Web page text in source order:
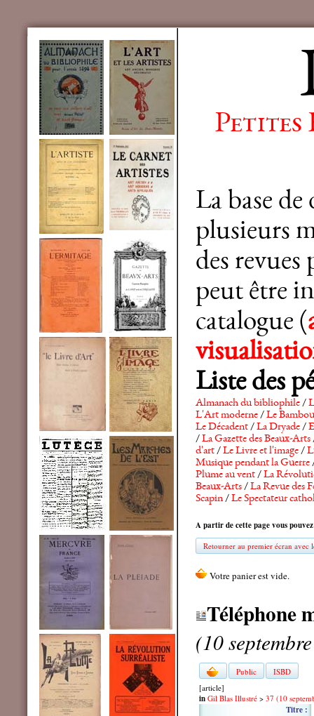
Petites
La base
plusieurs
des revues
peut être
catalogue (
Liste des
Almanach du bibliophile/
L'Art moderne/Le Bambou
Le Décadent/La Dryade/
/La Gazette des Beaux-Arts
d'art/Le Livre et l'image/
Musique pendant la Guerre
Plume au vent/La
Beaux-Arts/La Revue des
Scapin/Le Spectateur
A partir de cette page vous
Retourner au premier écran avec
Téléphone
(10
Public
ISBD
[article]
in Gil Blas Illustré > 37 (10
Titre :